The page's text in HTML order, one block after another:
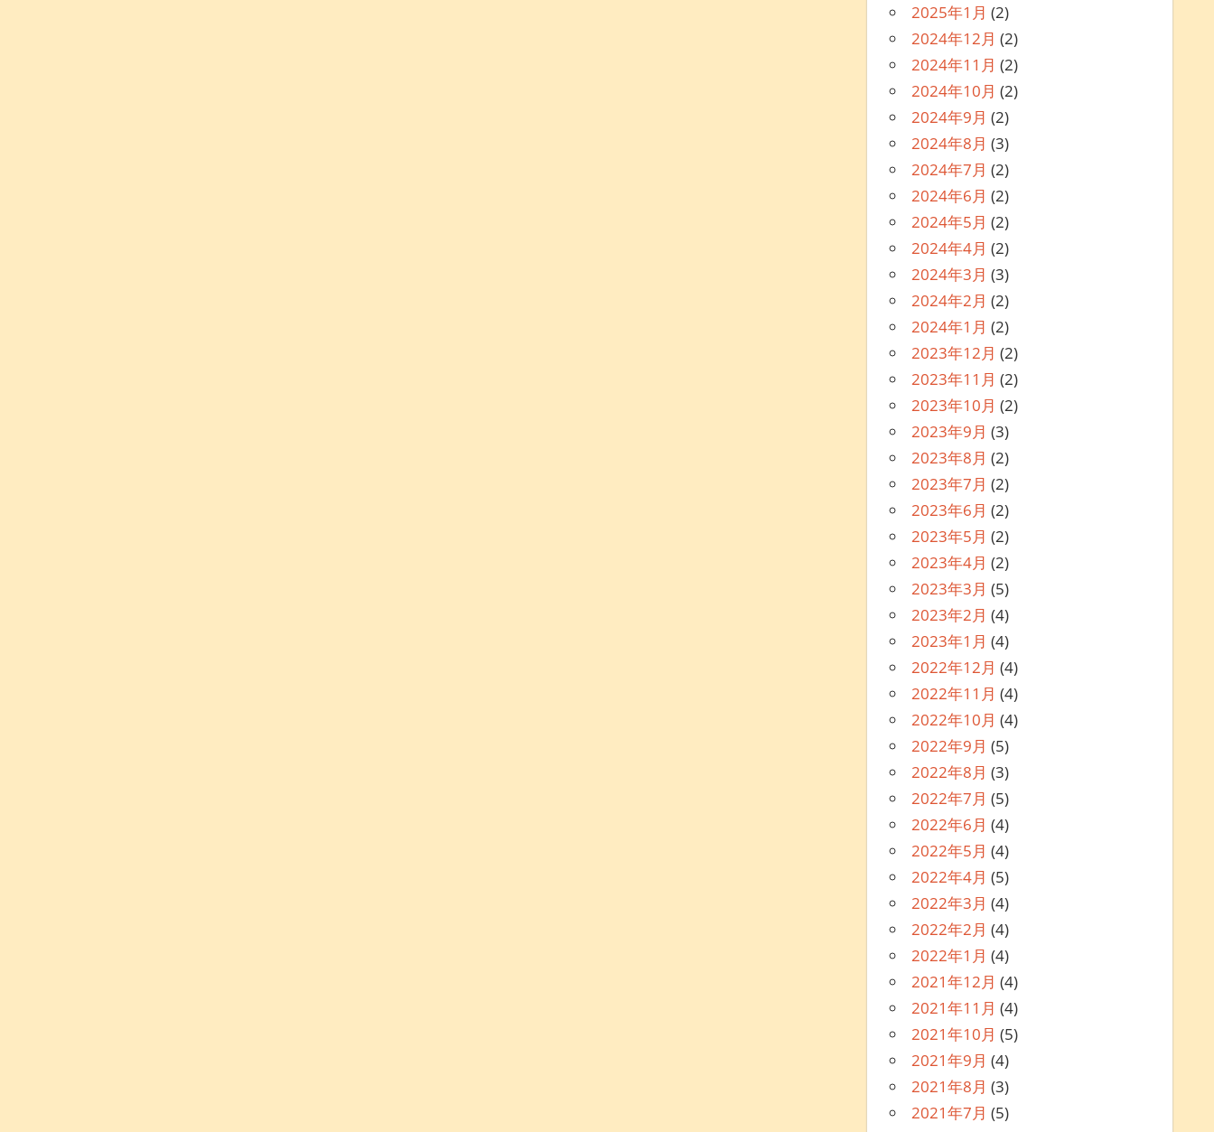
2025年1月 (2)
2024年12月 (2)
2024年11月 (2)
2024年10月 (2)
2024年9月 (2)
2024年8月 (3)
2024年7月 (2)
2024年6月 (2)
2024年5月 (2)
2024年4月 (2)
2024年3月 (3)
2024年2月 (2)
2024年1月 (2)
2023年12月 (2)
2023年11月 (2)
2023年10月 (2)
2023年9月 (3)
2023年8月 (2)
2023年7月 (2)
2023年6月 (2)
2023年5月 (2)
2023年4月 (2)
2023年3月 (5)
2023年2月 (4)
2023年1月 (4)
2022年12月 (4)
2022年11月 (4)
2022年10月 (4)
2022年9月 (5)
2022年8月 (3)
2022年7月 (5)
2022年6月 (4)
2022年5月 (4)
2022年4月 (5)
2022年3月 (4)
2022年2月 (4)
2022年1月 (4)
2021年12月 (4)
2021年11月 (4)
2021年10月 (5)
2021年9月 (4)
2021年8月 (3)
2021年7月 (5)